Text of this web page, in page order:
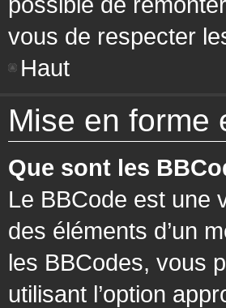
vous de respecter
Haut
Mise en forme
Que sont les
Le BBCode est une
des éléments d’un
les BBCodes, vous
utilisant l’option